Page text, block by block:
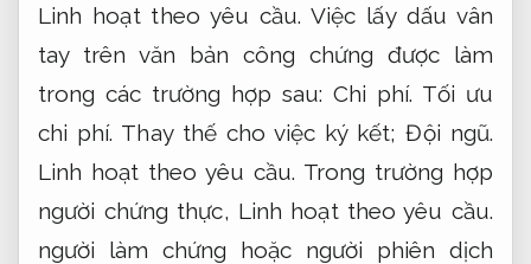
Linh hoạt theo yêu cầu. Việc lấy dấu vân
tay trên văn bản công chứng được làm
trong các trường hợp sau:Chi phí. Tối ưu
chi phí. Thay thế cho việc ký kết;Đội ngũ.
Linh hoạt theo yêu cầu. Trong trường hợp
người chứng thực, Linh hoạt theo yêu cầu.
người làm chứng hoặc người phiên dịch